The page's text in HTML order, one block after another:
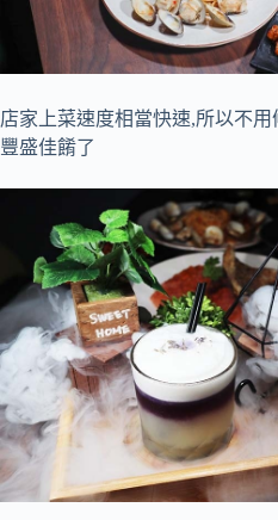
店家上菜速度相當快速,所以不
豐盛佳餚了